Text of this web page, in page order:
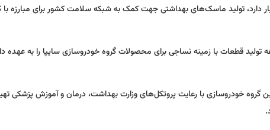
دارد، تولید ماسک‌های بهداشتی جهت کمک به شبکه سلامت کشور برای مبارزه با
تولید قطعات با زمینه نساجی برای محصولات گروه خودروسازی سایپا را به عهده
گروه خودروسازی با رعایت پروتکل‌های وزارت بهداشت، درمان و آموزش پزشکی